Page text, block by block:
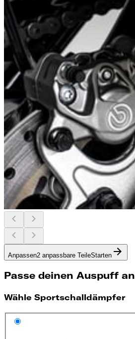
Anpassen2 anpassbare TeileStarten
Passe deinen Auspuff an
Wähle Sportschalldämpfer